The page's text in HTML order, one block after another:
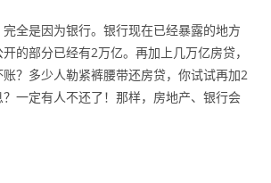
全是因为银行。银行现在已经暴露的地方
的部分已经有2万亿。再加上几万亿房贷，
？多少人勒紧裤腰带还房贷，你试试再加2
一定有人不还了！那样，房地产、银行会